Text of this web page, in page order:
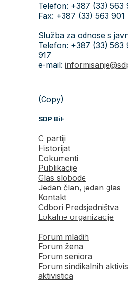
Telefon: +387 (33) 563
Fax: +387 (33) 563 901
Služba za odnose s
Telefon: +387 (33) 563
917
e-mail:
(Copy)
SDP BiH
O partiji
Historijat
Dokumenti
Publikacije
Glas slobode
Jedan član, jedan glas
Kontakt
Odbori Predsjedništva
Lokalne organizacije
Forum mladih
Forum žena
Forum seniora
Forum sindikalnih
aktivistica